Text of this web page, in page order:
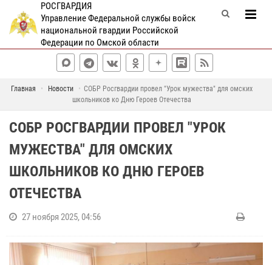
РОСГВАРДИЯ
Управление Федеральной службы войск
национальной гвардии Российской
Федерации по Омской области
Главная Новости
СОБР Росгвардии провел "Урок мужества" для омских
школьников ко Дню Героев Отечества
СОБР РОСГВАРДИИ ПРОВЕЛ "УРОК
МУЖЕСТВА" ДЛЯ ОМСКИХ
ШКОЛЬНИКОВ КО ДНЮ ГЕРОЕВ
ОТЕЧЕСТВА
27 ноября 2025, 04:56